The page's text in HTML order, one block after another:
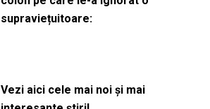
supraviețuitoare:
Vezi aici cele mai noi și mai